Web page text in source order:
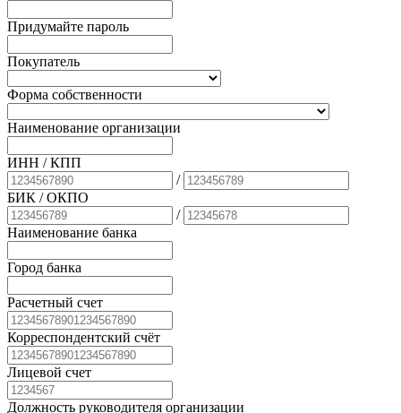
Придумайте пароль
Покупатель
Форма собственности
Наименование организации
ИНН / КПП
/
БИК / ОКПО
/
Наименование банка
Город банка
Расчетный счет
Корреспондентский счёт
Лицевой счет
Должность руководителя организации